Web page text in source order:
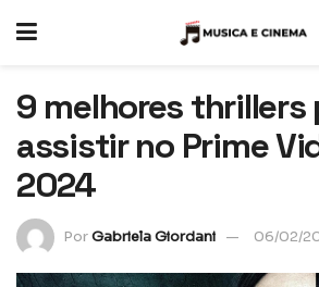
9 melhores thrillers
assistir no Prime
2024
PorGabriela Giordani 06/02/